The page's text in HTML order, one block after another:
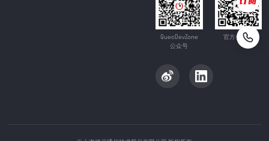
QuecDevZone
公众号
官方公众号